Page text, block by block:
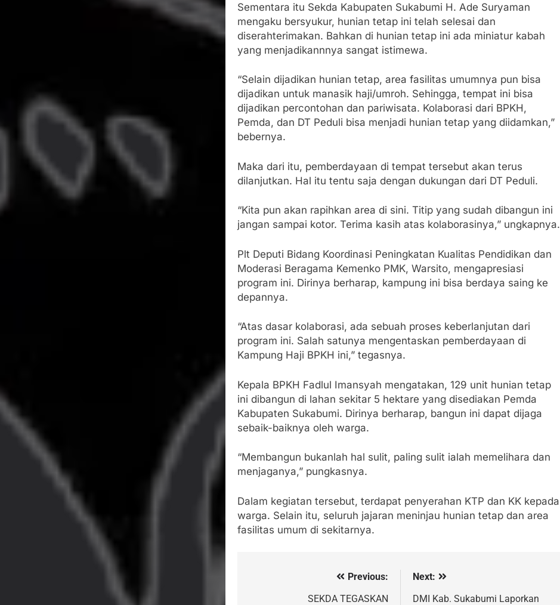
Sementara itu Sekda Kabupaten Sukabumi H. Ade Suryaman
mengaku bersyukur, hunian tetap ini telah selesai dan
diserahterimakan. Bahkan di hunian tetap ini ada miniatur kabah
yang menjadikannnya sangat istimewa.
“Selain dijadikan hunian tetap, area fasilitas umumnya pun bisa
dijadikan untuk manasik haji/umroh. Sehingga, tempat ini bisa
dijadikan percontohan dan pariwisata. Kolaborasi dari BPKH,
Pemda, dan DT Peduli bisa menjadi hunian tetap yang diidamkan,”
bebernya.
Maka dari itu, pemberdayaan di tempat tersebut akan terus
dilanjutkan. Hal itu tentu saja dengan dukungan dari DT Peduli.
“Kita pun akan rapihkan area di sini. Titip yang sudah dibangun ini
jangan sampai kotor. Terima kasih atas kolaborasinya,” ungkapnya.
Plt Deputi Bidang Koordinasi Peningkatan Kualitas Pendidikan dan
Moderasi Beragama Kemenko PMK, Warsito, mengapresiasi
program ini. Dirinya berharap, kampung ini bisa berdaya saing ke
depannya.
“Atas dasar kolaborasi, ada sebuah proses keberlanjutan dari
program ini. Salah satunya mengentaskan pemberdayaan di
Kampung Haji BPKH ini,” tegasnya.
Kepala BPKH Fadlul Imansyah mengatakan, 129 unit hunian tetap
ini dibangun di lahan sekitar 5 hektare yang disediakan Pemda
Kabupaten Sukabumi. Dirinya berharap, bangun ini dapat dijaga
sebaik-baiknya oleh warga.
“Membangun bukanlah hal sulit, paling sulit ialah memelihara dan
menjaganya,” pungkasnya.
Dalam kegiatan tersebut, terdapat penyerahan KTP dan KK kepada
warga. Selain itu, seluruh jajaran meninjau hunian tetap dan area
fasilitas umum di sekitarnya.
Previous:
SEKDA TEGASKAN
Next:
DMI Kab. Sukabumi Laporkan